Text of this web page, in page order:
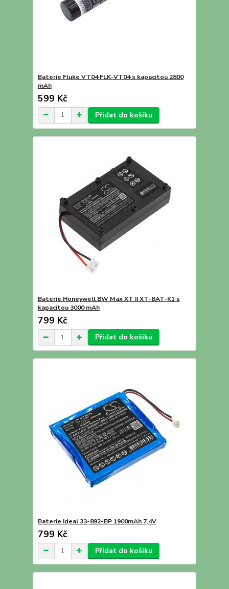
Baterie Fluke VT04 FLK-VT04 s kapacitou 2800
mAh
599 Kč
Přidat do košíku
Baterie Honeywell BW Max XT II XT-BAT-K1 s
kapacitou 3000 mAh
799 Kč
Přidat do košíku
Baterie Ideal 33-892-BP 1900mAh 7,4V
799 Kč
Přidat do košíku